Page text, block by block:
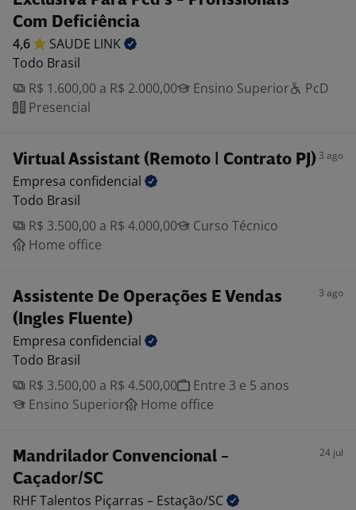
Com Deficiência
4,6 SAUDE LINK
Todo Brasil
R$ 1.600,00 a R$ 2.000,00
Ensino Superior
PcD
Presencial
Virtual Assistant (Remoto | Contrato PJ) 3 ago
Empresa confidencial
Todo Brasil
R$ 3.500,00 a R$ 4.000,00
Curso Técnico
Home office
Assistente De Operações E Vendas
(Ingles Fluente)
3 ago
Empresa confidencial
Todo Brasil
R$ 3.500,00 a R$ 4.500,00
Entre 3 e 5 anos
Ensino Superior
Home office
Mandrilador Convencional -
Caçador/SC
24 jul
RHF Talentos Piçarras – Estação/SC